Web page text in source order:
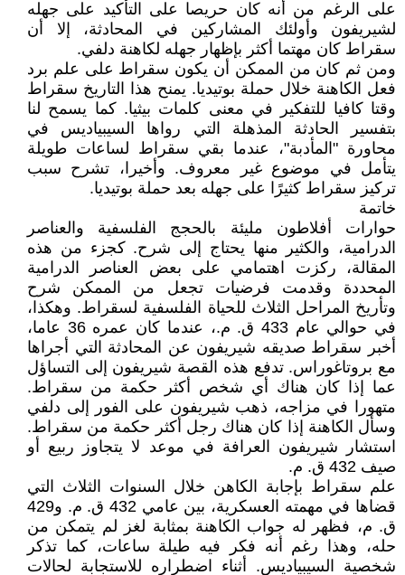
على الرغم من أنه كان حريصا على التأكيد على جهله
لشيريفون وأولئك المشاركين في المحادثة، إلا أن
سقراط كان مهتما أكثر بإظهار جهله لكاهنة دلفي.
ومن ثم كان من الممكن أن يكون سقراط على علم برد
فعل الكاهنة خلال حملة بوتيديا. يمنح هذا التاريخ سقراط
وقتا كافيا للتفكير في معنى كلمات بيثيا. كما يسمح لنا
بتفسير الحادثة المذهلة التي رواها السيبياديس في
محاورة "المأدبة"، عندما بقي سقراط لساعات طويلة
يتأمل في موضوع غير معروف. وأخيرا، تشرح سبب
تركيز سقراط كثيرًا على جهله بعد حملة بوتيديا.
خاتمة
حوارات أفلاطون مليئة بالحجج الفلسفية والعناصر
الدرامية، والكثير منها يحتاج إلى شرح. كجزء من هذه
المقالة، ركزت اهتمامي على بعض العناصر الدرامية
المحددة وقدمت فرضيات تجعل من الممكن شرح
وتأريخ المراحل الثلاث للحياة الفلسفية لسقراط. وهكذا،
في حوالي عام 433 ق. م.، عندما كان عمره 36 عاما،
أخبر سقراط صديقه شيريفون عن المحادثة التي أجراها
مع بروتاغوراس. تدفع هذه القصة شيريفون إلى التساؤل
عما إذا كان هناك أي شخص أكثر حكمة من سقراط.
متهورا في مزاجه، ذهب شيريفون على الفور إلى دلفي
وسأل الكاهنة إذا كان هناك رجل أكثر حكمة من سقراط.
استشار شيريفون العرافة في موعد لا يتجاوز ربيع أو
صيف 432 ق. م.
علم سقراط بإجابة الكاهن خلال السنوات الثلاث التي
قضاها في مهمته العسكرية، بين عامي 432 ق. م. و429
ق. م، فظهر له جواب الكاهنة بمثابة لغز لم يتمكن من
حله، وهذا رغم أنه فكر فيه طيلة ساعات، كما تذكر
شخصية السيبياديس. أثناء اضطراره للاستجابة لحالات